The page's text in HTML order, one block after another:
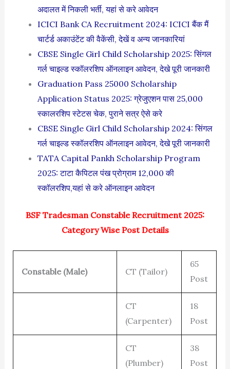
अदालत में निकली भर्ती, यहां से करे आवेदन
ICICI Bank CA Recruitment 2024: ICICI बैंक मैं
चार्टर्ड अकाउंटेंट की वैकेंसी, देखें व अन्य जानकारियां
CBSE Single Girl Child Scholarship 2025: सिंगल
गर्ल चाइल्ड स्कॉलरशिप ऑनलाइन आवेदन, देखे पूरी जानकारी
Graduation Pass 25000 Scholarship
Application Status 2025: ग्रेजुएशन पास 25,000
स्कालरशिप स्टेटस चेक, पुराने सत्र ऐसे करे
CBSE Single Girl Child Scholarship 2024: सिंगल
गर्ल चाइल्ड स्कॉलरशिप ऑनलाइन आवेदन, देखे पूरी जानकारी
TATA Capital Pankh Scholarship Program
2025: टाटा कैपिटल पंख प्रोग्राम 12,000 की
स्कॉलरशिप,यहां से करे ऑनलाइन आवेदन
BSF Tradesman Constable Recruitment 2025:
Category Wise Post Details
Constable (Male) CT (Tailor)
65
Post
CT
(Carpenter)
18
Post
CT
(Plumber)
38
Post